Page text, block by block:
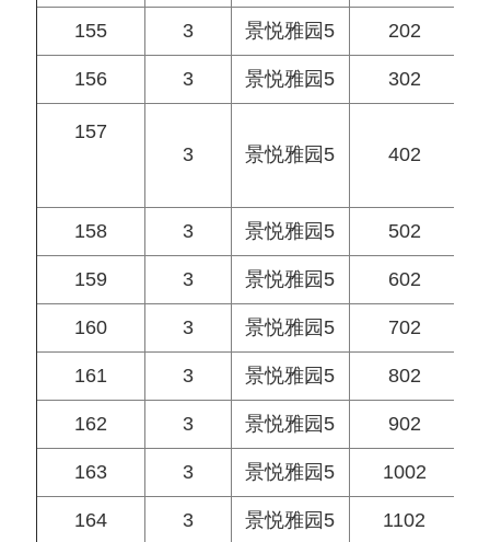
155 3 景悦雅园5 202
156 3 景悦雅园5 302
157
3
景悦雅园5 402
158 3 景悦雅园5 502
159 3 景悦雅园5 602
160 3 景悦雅园5 702
161 3 景悦雅园5 802
162 3 景悦雅园5 902
163 3 景悦雅园5 1002
164 3 景悦雅园5 1102